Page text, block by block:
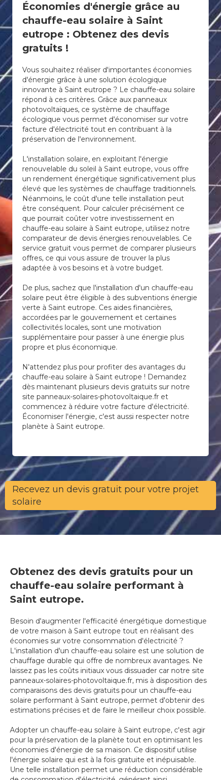
Économies d'énergie grâce au
chauffe-eau solaire à Saint
eutrope : Obtenez des devis
gratuits !
Vous souhaitez réaliser d'importantes économies
d'énergie grâce à une solution écologique
innovante à Saint eutrope ? Le chauffe-eau solaire
répond à ces critères. Grâce aux panneaux
photovoltaïques, ce système de chauffage
écologique vous permet d'économiser sur votre
facture d'électricité tout en contribuant à la
préservation de l'environnement.
L'installation solaire, en exploitant l'énergie
renouvelable du soleil à Saint eutrope, vous offre
un rendement énergétique significativement plus
élevé que les systèmes de chauffage traditionnels.
Néanmoins, le coût d'une telle installation peut
être conséquent. Pour calculer précisément ce
que pourrait coûter votre investissement en
chauffe-eau solaire à Saint eutrope, utilisez notre
comparateur de devis énergies renouvelables. Ce
service gratuit vous permet de comparer plusieurs
offres, ce qui vous assure de trouver la plus
adaptée à vos besoins et à votre budget.
De plus, sachez que l'installation d'un chauffe-eau
solaire peut être éligible à des subventions énergie
verte à Saint eutrope. Ces aides financières,
accordées par le gouvernement et certaines
collectivités locales, sont une motivation
supplémentaire pour passer à une énergie plus
propre et plus économique.
N'attendez plus pour profiter des avantages du
chauffe-eau solaire à Saint eutrope ! Demandez
dès maintenant plusieurs devis gratuits sur notre
site panneaux-solaires-photovoltaique.fr et
commencez à réduire votre facture d'électricité.
Économiser l'énergie, c'est aussi respecter notre
planète à Saint eutrope.
Recevez un devis gratuit pour votre projet
solaire
Obtenez des devis gratuits pour un
chauffe-eau solaire performant à
Saint eutrope.
Besoin d'augmenter l'efficacité énergétique domestique
de votre maison à Saint eutrope tout en réalisant des
économies sur votre consommation d'électricité ?
L'installation d'un chauffe-eau solaire est une solution de
chauffage durable qui offre de nombreux avantages. Ne
laissez pas les coûts initiaux vous dissuader car notre site
panneaux-solaires-photovoltaique.fr, mis à disposition des
comparaisons des devis gratuits pour un chauffe-eau
solaire performant à Saint eutrope, permet d'obtenir des
estimations précises et de faire le meilleur choix possible.
Adopter un chauffe-eau solaire à Saint eutrope, c'est agir
pour la préservation de la planète tout en optimisant les
économies d'énergie de sa maison. Ce dispositif utilise
l'énergie solaire qui est à la fois gratuite et inépuisable.
Une telle installation permet une réduction considérable